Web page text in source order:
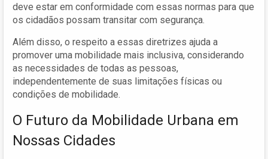
deve estar em conformidade com essas normas para que
os cidadãos possam transitar com segurança.
Além disso, o respeito a essas diretrizes ajuda a
promover uma mobilidade mais inclusiva, considerando
as necessidades de todas as pessoas,
independentemente de suas limitações físicas ou
condições de mobilidade.
O Futuro da Mobilidade Urbana em
Nossas Cidades